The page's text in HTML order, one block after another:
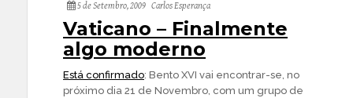
5 de Setembro, 2009 Carlos Esperança
Vaticano – Finalmente
algo moderno
Está confirmado: Bento XVI vai encontrar-se, no
próximo dia 21 de Novembro, com um grupo de